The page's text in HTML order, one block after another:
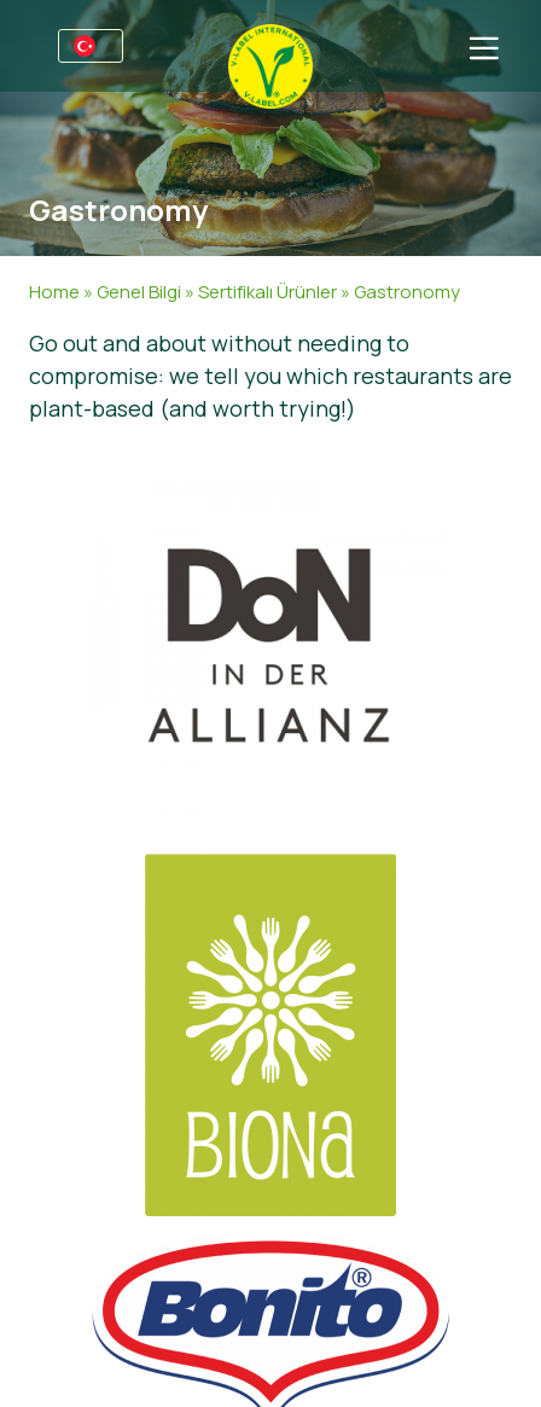
Firmalar için
Üreticiler için bilgiler
V-Label Webinars
Resources
V-Label Lisans’ı Edinin
Sektörler
Genel Bilgi
Gıda Dışında
Gastronomi
SSS
Sertifikalı Ürünler
Hakkımızda
İletişime geçin
V-Label Lisans’ı Edinin
Basın Materyalleri
Gastronomy
Home »Genel Bilgi »Sertifikalı Ürünler»Gastronomy
Go out and about without needing to
compromise: we tell you which restaurants are
plant-based (and worth trying!)